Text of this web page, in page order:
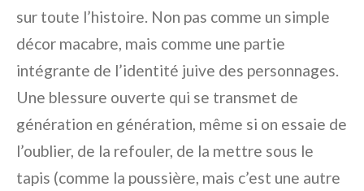
sur toute l’histoire. Non pas comme un simple
décor macabre, mais comme une partie
intégrante de l’identité juive des personnages.
Une blessure ouverte qui se transmet de
génération en génération, même si on essaie de
l’oublier, de la refouler, de la mettre sous le
tapis (comme la poussière, mais c’est une autre